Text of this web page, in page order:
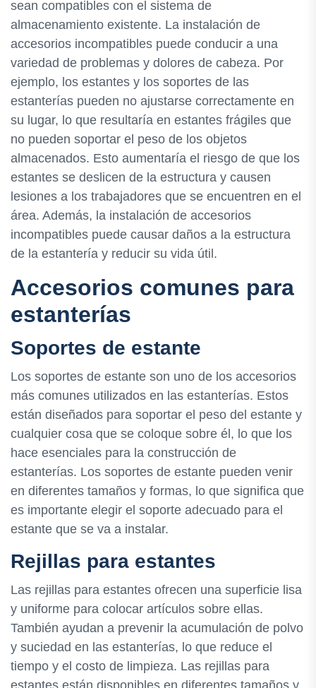
sean compatibles con el sistema de
almacenamiento existente. La instalación de
accesorios incompatibles puede conducir a una
variedad de problemas y dolores de cabeza. Por
ejemplo, los estantes y los soportes de las
estanterías pueden no ajustarse correctamente en
su lugar, lo que resultaría en estantes frágiles que
no pueden soportar el peso de los objetos
almacenados. Esto aumentaría el riesgo de que los
estantes se deslicen de la estructura y causen
lesiones a los trabajadores que se encuentren en el
área. Además, la instalación de accesorios
incompatibles puede causar daños a la estructura
de la estantería y reducir su vida útil.
Accesorios comunes para
estanterías
Soportes de estante
Los soportes de estante son uno de los accesorios
más comunes utilizados en las estanterías. Estos
están diseñados para soportar el peso del estante y
cualquier cosa que se coloque sobre él, lo que los
hace esenciales para la construcción de
estanterías. Los soportes de estante pueden venir
en diferentes tamaños y formas, lo que significa que
es importante elegir el soporte adecuado para el
estante que se va a instalar.
Rejillas para estantes
Las rejillas para estantes ofrecen una superficie lisa
y uniforme para colocar artículos sobre ellas.
También ayudan a prevenir la acumulación de polvo
y suciedad en las estanterías, lo que reduce el
tiempo y el costo de limpieza. Las rejillas para
estantes están disponibles en diferentes tamaños y